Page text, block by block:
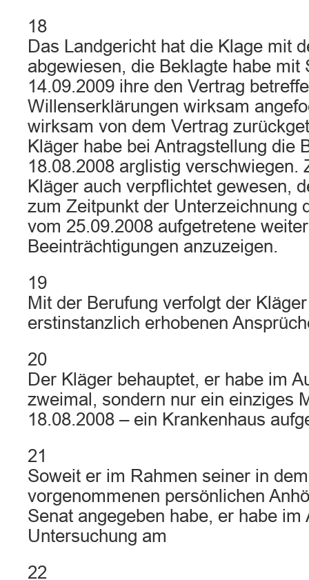
18
Das Landgericht hat die Klage mit
abgewiesen, die Beklagte habe mit
14.09.2009 ihre den Vertrag
Willenserklärungen wirksam
wirksam von dem Vertrag
Kläger habe bei Antragstellung die
18.08.2008 arglistig verschwiegen.
Kläger auch verpflichtet gewesen,
zum Zeitpunkt der Unterzeichnung
vom 25.09.2008 aufgetretene
Beeinträchtigungen anzuzeigen.
19
Mit der Berufung verfolgt der
erstinstanzlich erhobenen
20
Der Kläger behauptet, er habe im
zweimal, sondern nur ein einziges
18.08.2008 – ein Krankenhaus
21
Soweit er im Rahmen seiner in
vorgenommenen persönlichen
Senat angegeben habe, er habe im
Untersuchung am
22